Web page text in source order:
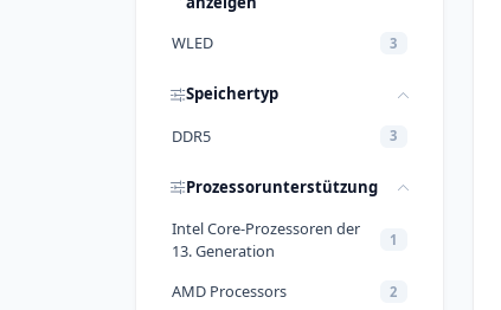
WLED
3
Speichertyp
DDR5
3
Prozessorunterstützung
Intel Core-Prozessoren der
13. Generation
1
AMD Processors 2